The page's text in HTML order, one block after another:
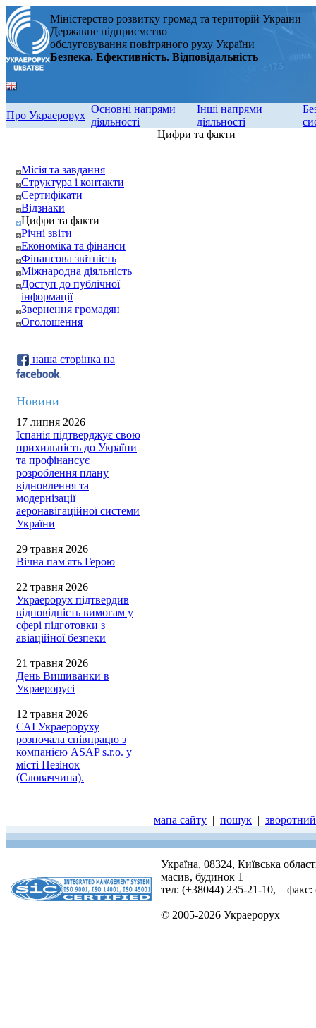
Міністерство розвитку громад та територій України
Державне підприємство
обслуговування повітряного руху України
Безпека. Ефективність. Відповідальність
Про Украерорух
Основні напрями
діяльності
Інші напрями
діяльності
Місія та завдання
Структура і контакти
Сертифікати
Відзнаки
Цифри та факти
Річні звіти
Економіка та фінанси
Фінансова звітність
Міжнародна діяльність
Доступ до публічної
інформації
Звернення громадян
Оголошення
наша сторінка на
Новини
17 липня 2026
Іспанія підтверджує свою
прихильність до України
та профінансує
розроблення плану
відновлення та
модернізації
аеронавігаційної системи
України
29 травня 2026
Вічна пам'ять Герою
22 травня 2026
Украерорух підтвердив
відповідність вимогам у
сфері підготовки з
авіаційної безпеки
21 травня 2026
День Вишиванки в
Украерорусі
12 травня 2026
САІ Украероруху
розпочала співпрацю з
компанією ASAP s.r.o. у
місті Пезінок
(Словаччина).
Цифри та факти
мапа сайту | пошук |
Україна, 08324, Київська
масив, будинок 1
тел: (+38044) 235-21-10, факс:
© 2005-2026 Украерорух